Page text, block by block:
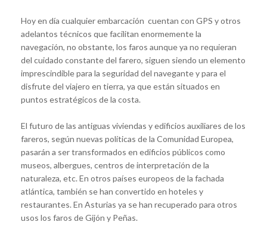
Hoy en día cualquier embarcación cuentan con GPS y otros
adelantos técnicos que facilitan enormemente la
navegación, no obstante, los faros aunque ya no requieran
del cuidado constante del farero, siguen siendo un elemento
imprescindible para la seguridad del navegante y para el
disfrute del viajero en tierra, ya que están situados en
puntos estratégicos de la costa.
El futuro de las antiguas viviendas y edificios auxiliares de los
fareros, según nuevas políticas de la Comunidad Europea,
pasarán a ser transformados en edificios públicos como
museos, albergues, centros de interpretación de la
naturaleza, etc. En otros países europeos de la fachada
atlántica, también se han convertido en hoteles y
restaurantes. En Asturias ya se han recuperado para otros
usos los faros de Gijón y Peñas.